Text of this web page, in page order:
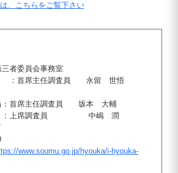
、こちらをご覧下さい
者委員会事務室
：首席主任調査員 永留 世悟
：首席主任調査員 坂本 大輔
当 ：上席調査員 中嶋 潤
www.soumu.go.jp/hyouka/i-hyouka-